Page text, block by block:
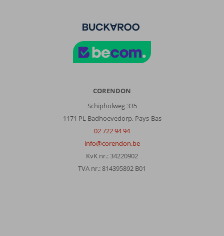
CORENDON
Schipholweg 335
1171 PL Badhoevedorp, Pays-Bas
02 722 94 94
info@corendon.be
KvK nr.: 34220902
TVA nr.: 814395892 B01